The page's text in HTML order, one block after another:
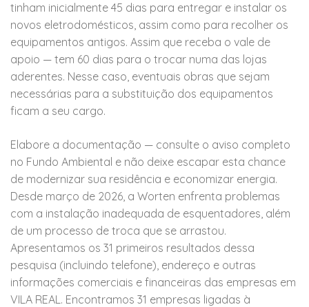
tinham inicialmente 45 dias para entregar e instalar os
novos eletrodomésticos, assim como para recolher os
equipamentos antigos. Assim que receba o vale de
apoio — tem 60 dias para o trocar numa das lojas
aderentes. Nesse caso, eventuais obras que sejam
necessárias para a substituição dos equipamentos
ficam a seu cargo.
Elabore a documentação — consulte o aviso completo
no Fundo Ambiental e não deixe escapar esta chance
de modernizar sua residência e economizar energia.
Desde março de 2026, a Worten enfrenta problemas
com a instalação inadequada de esquentadores, além
de um processo de troca que se arrastou.
Apresentamos os 31 primeiros resultados dessa
pesquisa (incluindo telefone), endereço e outras
informações comerciais e financeiras das empresas em
VILA REAL. Encontramos 31 empresas ligadas à